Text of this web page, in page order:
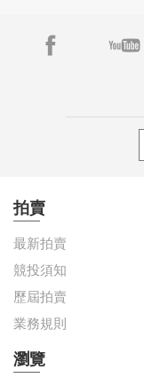
拍賣
最新拍賣
競投須知
歷屆拍賣
業務規則
瀏覽